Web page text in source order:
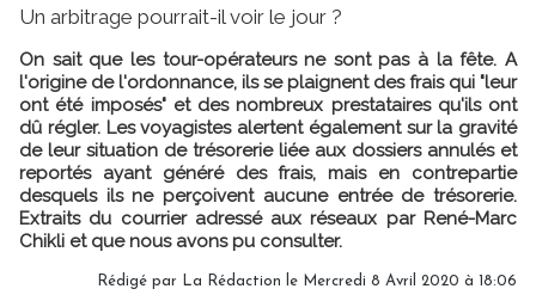
Un arbitrage pourrait-il voir le jour ?
On sait que les tour-opérateurs ne sont pas à la fête. A
l'origine de l'ordonnance, ils se plaignent des frais qui "leur
ont été imposés" et des nombreux prestataires qu'ils ont
dû régler. Les voyagistes alertent également sur la gravité
de leur situation de trésorerie liée aux dossiers annulés et
reportés ayant généré des frais, mais en contrepartie
desquels ils ne perçoivent aucune entrée de trésorerie.
Extraits du courrier adressé aux réseaux par René-Marc
Chikli et que nous avons pu consulter.
Rédigé par La Rédaction le Mercredi 8 Avril 2020 à 18:06